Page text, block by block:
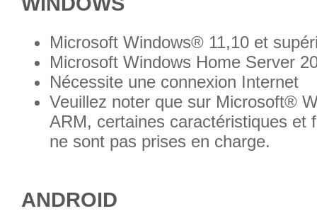
Microsoft Windows® 11,10 et
Microsoft Windows Home Server
Nécessite une connexion Internet
Veuillez noter que sur Microsoft®
ARM, certaines caractéristiques et
ne sont pas prises en charge.
ANDROID